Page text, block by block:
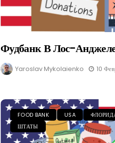
Фудбанк В Лос-
Yaroslav Mykolaienko 10
FOOD BANK USA
ШТАТЫ